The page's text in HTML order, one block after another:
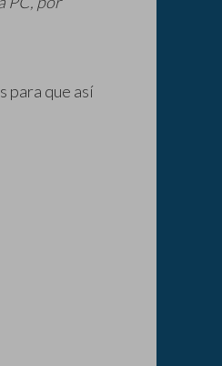
para que así